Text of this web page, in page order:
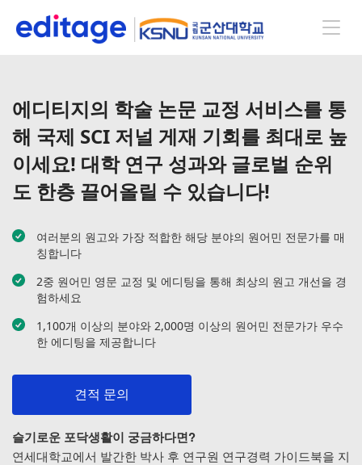
에디티지의 학술 논문 교정 서비스를 통
해 국제 SCI 저널 게재 기회를 최대로 높
이세요! 대학 연구 성과와 글로벌 순위
도 한층 끌어올릴 수 있습니다!
여러분의 원고와 가장 적합한 해당 분야의 원어민 전문가를 매
칭합니다
2중 원어민 영문 교정 및 에디팅을 통해 최상의 원고 개선을 경
험하세요
1,100개 이상의 분야와 2,000명 이상의 원어민 전문가가 우수
한 에디팅을 제공합니다
견적 문의
슬기로운 포닥생활이 궁금하다면?
연세대학교에서 발간한 박사 후 연구원 연구경력 가이드북을 지